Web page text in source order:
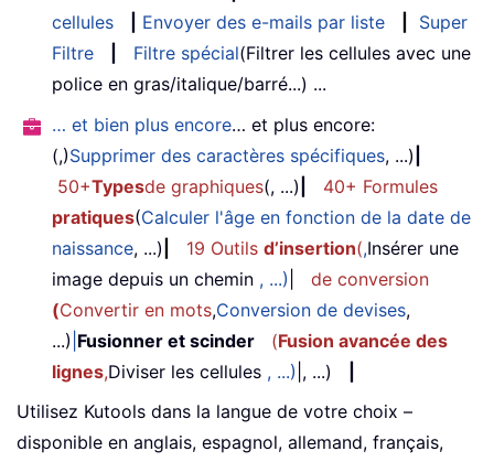
cellules
Envoyer des e-mails par liste
Super
Filtre
Filtre spécial(Filtrer les cellules avec une
police en gras/italique/barré...) ...
… et bien plus encore… et plus encore:
(,)Supprimer des caractères spécifiques, ...)
50+Typesde graphiques(, ...)
40+ Formules
pratiques(Calculer l'âge en fonction de la date de
naissance, ...) 19 Outils d’insertion(,Insérer une
image depuis un chemin , ...)
de conversion
(Convertir en mots,Conversion de devises,
...) Fusionner et scinder (Fusion avancée des
lignes,Diviser les cellules , ...) |, ...)
Utilisez Kutools dans la langue de votre choix –
disponible en anglais, espagnol, allemand, français,